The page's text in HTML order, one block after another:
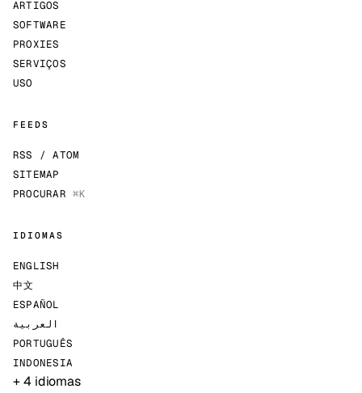
ARTIGOS
SOFTWARE
PROXIES
SERVIÇOS
USO
FEEDS
RSS / ATOM
SITEMAP
PROCURAR⌘K
IDIOMAS
ENGLISH
中文
ESPAÑOL
العربية
PORTUGUÊS
INDONESIA
+ 4 idiomas